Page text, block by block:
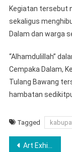
Kegiatan tersebut
sekaligus
Dalam dan warga
“Alhamdulillah”
Cempaka Dalam,
Tulang Bawang
hambatan
Tagged
Navigasi
Art Exhibition Going To Start This Week